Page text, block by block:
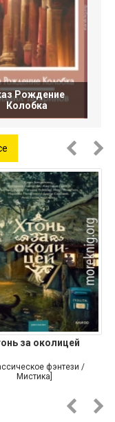
Рождение
Колобка
за околицей
фэнтези /
Мистика]